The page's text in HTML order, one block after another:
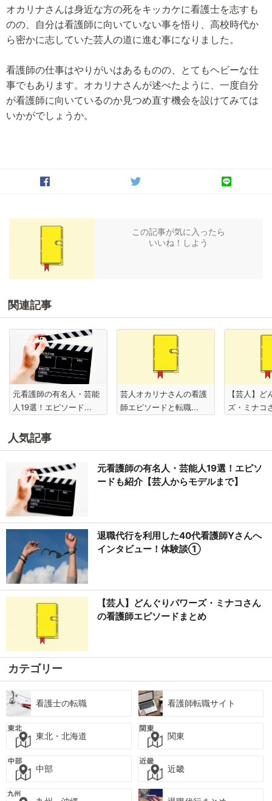
オカリナさんは身近な方の死をキッカケに看護士を志すも
のの、自分は看護師に向いていない事を悟り、高校時代か
ら密かに志していた芸人の道に進む事になりました。
看護師の仕事はやりがいはあるものの、とてもヘビーな仕
事でもあります。オカリナさんが述べたように、一度自分
が看護師に向いているのか見つめ直す機会を設けてみては
いかがでしょうか。
この記事が気に入ったら
いいね！しよう
関連記事
元看護師の有名人・芸能
人19選！エピソード...
芸人オカリナさんの看護
師エピソードと転職...
【芸人】
ズ・ミナコ
人気記事
元看護師の有名人・芸能人19選！エピソ
ードも紹介【芸人からモデルまで】
退職代行を利用した40代看護師Yさんへ
インタビュー！体験談①
【芸人】どんぐりパワーズ・ミナコさん
の看護師エピソードまとめ
カテゴリー
看護士の転職 看護師転職サイト
東北・北海道 関東
中部 近畿